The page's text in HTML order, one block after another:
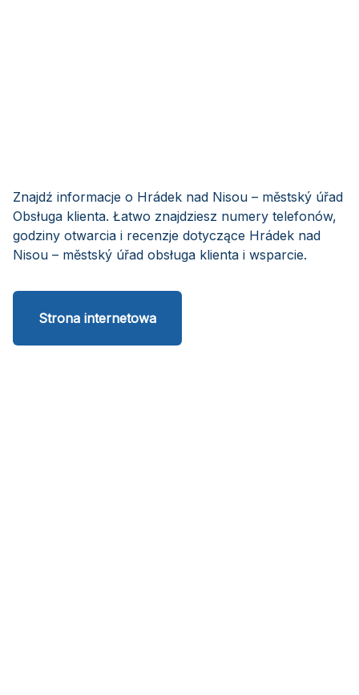
Znajdź informacje o Hrádek nad Nisou – městský úřad
Obsługa klienta. Łatwo znajdziesz numery telefonów,
godziny otwarcia i recenzje dotyczące Hrádek nad
Nisou – městský úřad obsługa klienta i wsparcie.
Strona internetowa